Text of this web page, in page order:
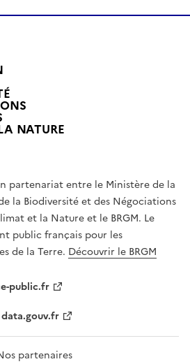
NATUREL
T
É
,
É
G
A
L
F
A
T
partenariat entre le Ministère de la
la Biodiversité et des Négociations
et la Nature et le BRGM. Le
public français pour les
de la Terre. Découvrir le BRGM
public.fr
data.gouv.fr
partenaires